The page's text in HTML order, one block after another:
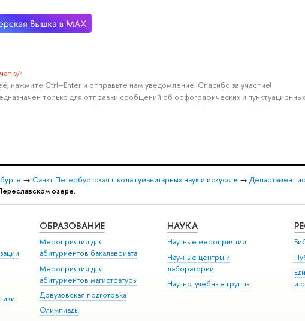
?
нажмите Ctrl+Enter и отправьте нам уведомление. Спасибо за участие!
только для отправки сообщений об орфографических и
→ Санкт-Петербургская школа гуманитарных наук и искусств → Департамент
озере.
ОБРАЗОВАНИЕ
Мероприятия для
абитуриентов бакалавриата
Мероприятия для
абитуриентов магистратуры
Довузовская подготовка
Олимпиады
НАУКА
Научные мероприятия
Научные центры и
лаборатории
Научно-учебные группы
и